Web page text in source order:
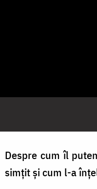
Despre cum îl
simțit și cum l-a